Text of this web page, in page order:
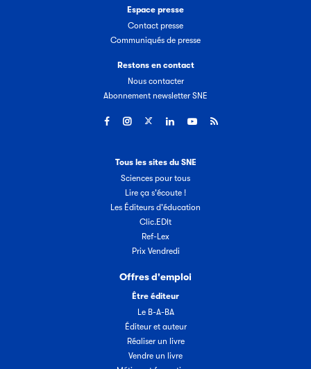
Espace presse
Contact presse
Communiqués de presse
Restons en contact
Nous contacter
Abonnement newsletter SNE
Tous les sites du SNE
Sciences pour tous
Lire ça s'écoute !
Les Éditeurs d'éducation
Clic.EDIt
Ref-Lex
Prix Vendredi
Offres d'emploi
Être éditeur
Le B-A-BA
Éditeur et auteur
Réaliser un livre
Vendre un livre